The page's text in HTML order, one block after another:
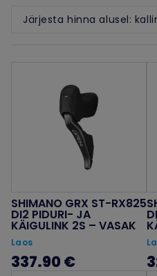
SHIMANO GRX ST-RX825
DI2 PIDURI- JA
KÄIGULINK 2S – VASAK
Laos
337.90 €